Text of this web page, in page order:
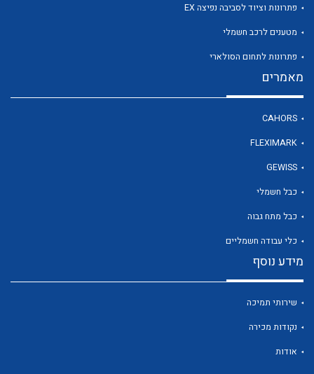
לכל מוצרי היצרן
פתרונות וציוד לסביבה נפיצה EX
מטענים לרכב חשמלי
פתרונות לתחום הסולארי
מאמרים
CAHORS
FLEXIMARK
GEWISS
כבל חשמלי
כבל מתח גבוה
כלי עבודה חשמליים
מידע נוסף
שירותי תמיכה
נקודות מכירה
אודות